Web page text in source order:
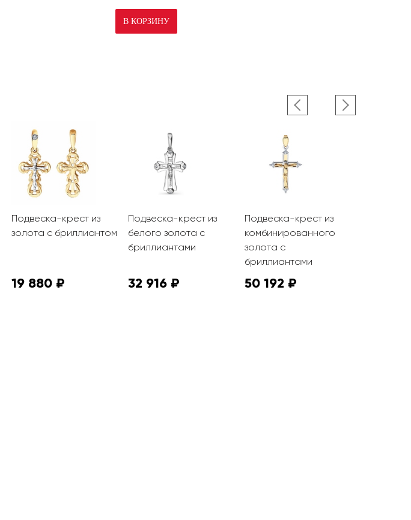
В КОРЗИНУ
Подвеска-крест из
золота с бриллиантом
19 880 ₽
Подвеска-крест из
белого золота с
бриллиантами
32 916 ₽
Подвеска-крест из
комбинированного
золота с
бриллиантами
50 192 ₽